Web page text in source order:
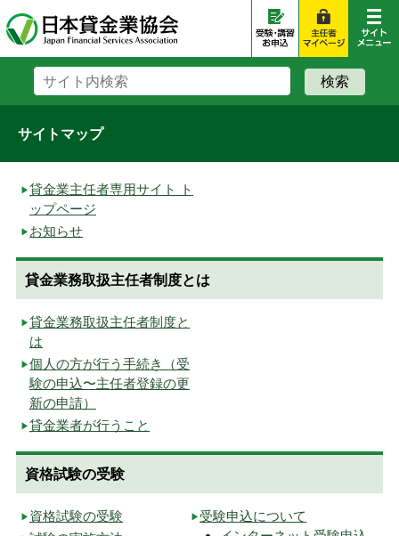
サイトマップ
貸金業主任者専用サイト ト
ップページ
お知らせ
貸金業務取扱主任者制度とは
貸金業務取扱主任者制度と
は
個人の方が行う手続き（受
験の申込〜主任者登録の更
新の申請）
貸金業者が行うこと
資格試験の受験
資格試験の受験
受験申込について